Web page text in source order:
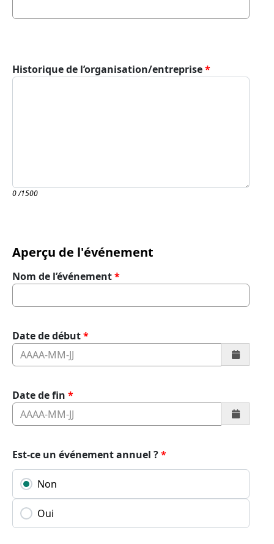
Historique de l’organisation/entreprise
0/1500
Aperçu de l'événement
Nom de l’événement
Date de début
Date de fin
Est-ce un événement annuel ?
Non
Oui